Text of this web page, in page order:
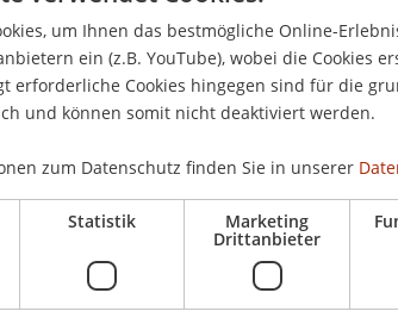
18 Uhr
aus den Bachelorprogrammen
Studienleben an der Universität
unsere Student Ambassadors
jedes Bachelorprogramm je nach
um Ihnen das bestmögliche Online-
ein (z.B. YouTube), wobei die Cookies
erforderliche Cookies hingegen sind für die
und können somit nicht deaktiviert werden.
zum Datenschutz finden Sie in unserer
Statistik Marketing
Drittanbieter